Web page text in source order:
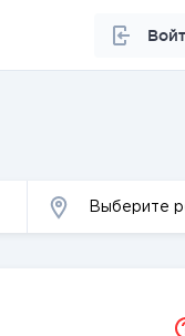
Выберите